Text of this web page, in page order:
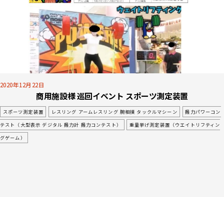
2020年12月22日
商用施設様 巡回イベント スポーツ測定装置
スポーツ測定装置 レスリング アームレスリング 腕相撲 タックルマシーン
握力パワーコン
テスト（大型表示 デジタル 握力計 握力コンテスト）
重量挙げ測定装置（ウエイトリフティン
グゲーム）